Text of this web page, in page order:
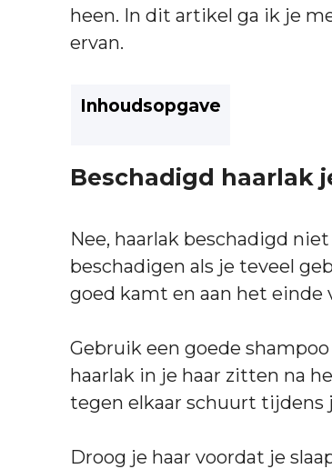
heen. In dit artikel ga ik je
ervan.
Inhoudsopgave
Beschadigd haarlak
Nee, haarlak beschadigd
beschadigen als je teveel
goed kamt en aan het einde
Gebruik een goede
haarlak in je haar zitten na
tegen elkaar schuurt tijdens
Droog je haar voordat je